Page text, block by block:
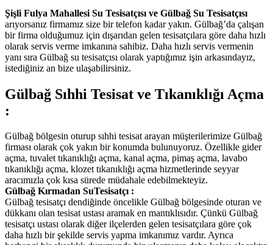
Şişli Fulya Mahallesi Su Tesisatçısı ve Gülbağ Su Tesisatçısı
arıyorsanız firmamız size bir telefon kadar yakın. Gülbağ’da çalışan
bir firma olduğumuz için dışarıdan gelen tesisatçılara göre daha hızlı
olarak servis verme imkanına sahibiz. Daha hızlı servis vermenin
yanı sıra Gülbağ su tesisatçısı olarak yaptığımız işin arkasındayız,
istediğiniz an bize ulaşabilirsiniz.
Gülbağ Sıhhi Tesisat ve Tıkanıklığı Açma
:
Gülbağ bölgesin oturup sıhhi tesisat arayan müşterilerimize Gülbağ
firması olarak çok yakın bir konumda bulunuyoruz. Özellikle gider
açma, tuvalet tıkanıklığı açma, kanal açma, pimaş açma, lavabo
tıkanıklığı açma, klozet tıkanıklığı açma hizmetlerinde seyyar
aracımızla çok kısa sürede müdahale edebilmekteyiz.
Gülbağ Kırmadan SuTesisatçı :
Gülbağ tesisatçı dendiğinde öncelikle Gülbağ bölgesinde oturan ve
dükkanı olan tesisat ustası aramak en mantıklısıdır. Çünkü Gülbağ
tesisatçı ustası olarak diğer ilçelerden gelen tesisatçılara göre çok
daha hızlı bir şekilde servis yapma imkanımız vardır. Ayrıca